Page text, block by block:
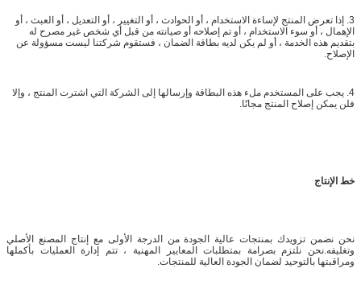
3. إذا تعرض المنتج لإساءة الاستخدام ، أو الحوادث ، أو التغيير ، أو التعديل ، أو العبث ، أو
الإهمال ، أو سوء الاستخدام ، أو تم إصلاحه أو صيانته من قبل أي شخص غير مصرح له
بتقديم هذه الخدمة ، أو لم يكن لديه بطاقة الضمان ، فستقوم شركتنا ليست مسؤولة عن
الإصلاح.
4. يجب على المستخدم ملء هذه البطاقة وإرسالها إلى الشركة التي اشترت المنتج ، وإلا
فلن يمكن إصلاح المنتج مجانًا.
خط الإنتاج
نحن نضمن تزويدك بمنتجات عالية الجودة من الدرجة الأولى مع إنتاج المصنع الأصلي
وتغليفه.نحن نلتزم بصرامة بمتطلبات المعايير المهنية ، تتم إدارة العمليات بأكملها
ومراقبتها بالتوحيد لضمان الجودة العالية للمنتجات.